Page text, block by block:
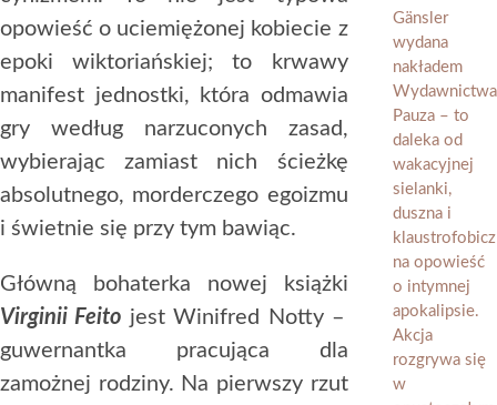
opowieść o uciemiężonej kobiecie z
epoki wiktoriańskiej; to krwawy
manifest jednostki, która odmawia
gry według narzuconych zasad,
wybierając zamiast nich ścieżkę
absolutnego, morderczego egoizmu
i świetnie się przy tym bawiąc.
Główną bohaterka nowej książki
Virginii Feito jest Winifred Notty –
guwernantka pracująca dla
zamożnej rodziny. Na pierwszy rzut